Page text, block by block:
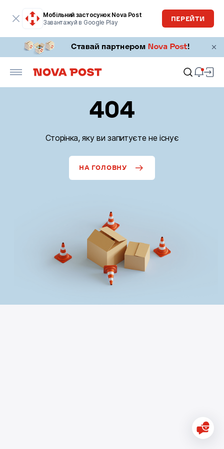
Мобільний застосунок Nova Post
Завантажуй в Google Play
ПЕРЕЙТИ
404
Сторінка, яку ви запитуєте не існує
НА ГОЛОВНУ